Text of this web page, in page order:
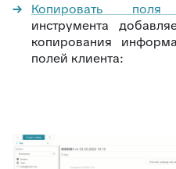
Копировать поля
инструмента
копирования
полей клиента: